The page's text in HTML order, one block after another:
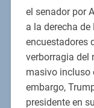
el senador por
a la derecha
encuestadores
verborragia del
masivo incluso
embargo,
presidente en